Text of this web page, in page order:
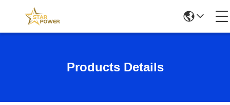
Products Details